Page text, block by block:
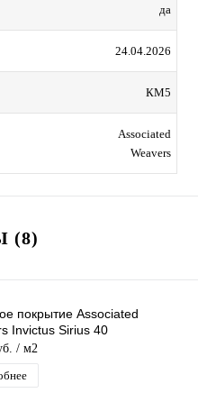
да
24.04.2026
КМ5
Associated
Weavers
(8)
покрытие Associated
Invictus Sirius 40
/ м2